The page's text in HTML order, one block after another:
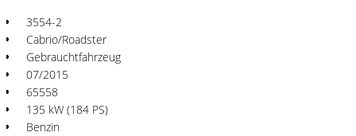
3554-2
Cabrio/Roadster
Gebrauchtfahrzeug
07/2015
65558
135 kW (184 PS)
Benzin